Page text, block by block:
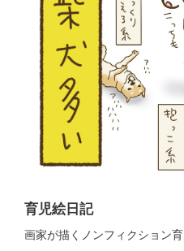
育児絵日記
画家が描くノンフィクション